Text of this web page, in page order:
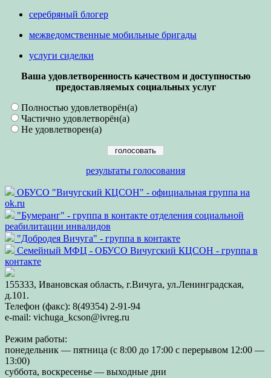
серебряный блогер
межведомственные мобильные бригады
услуги сиделки
Ваша удовлетворенность качеством и доступностью
предоставляемых социальных услуг
Полностью удовлетворён(а)
Частично удовлетворён(а)
Не удовлетворен(а)
результаты голосования
ОБУСО "Вичугский КЦСОН" - официальная группа на
ok.ru
"Бумеранг" - группа в контакте отделения социальной
реабилитации инвалидов
"Добродея Вичуга" - группа в контакте
Семейный МФЦ - ОБУСО Вичугский КЦСОН - группа в
контакте
155333, Ивановская область, г.Вичуга, ул.Ленинградская,
д.101.
Телефон (факс): 8(49354) 2-91-94
e-mail: vichuga_kcson@ivreg.ru
Режим работы:
понедельник — пятница (с 8:00 до 17:00 с перерывом 12:00 —
13:00)
суббота, воскресенье — выходные дни